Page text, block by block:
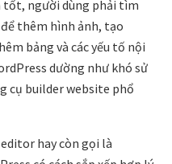
tốt, người dùng phải tìm
để thêm hình ảnh, tạo
bảng và các yếu tố nội
dường như khó sử
cụ builder website phổ
hay còn gọi là